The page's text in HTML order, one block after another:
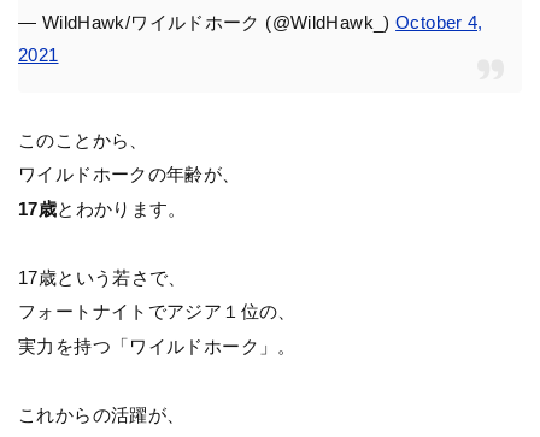
— WildHawk/ワイルドホーク (@WildHawk_)October 4,
2021
このことから、
ワイルドホークの年齢が、
17歳とわかります。
17歳という若さで、
フォートナイトでアジア１位の、
実力を持つ「ワイルドホーク」。
これからの活躍が、